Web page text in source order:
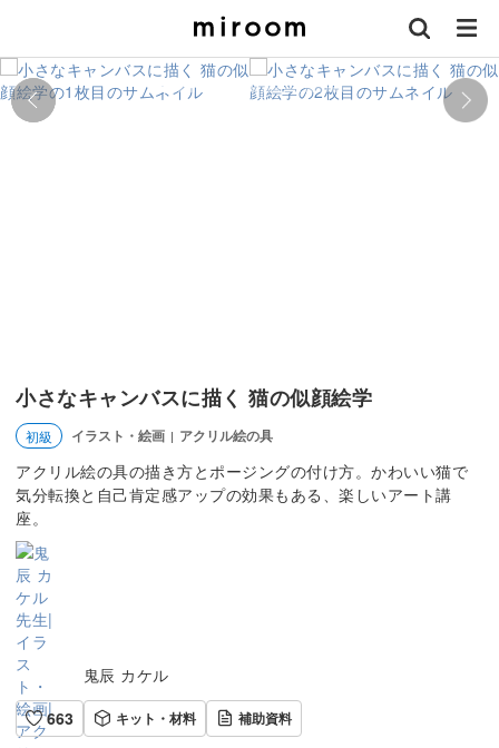
小さなキャンバスに描く 猫の似顔絵学
初級 イラスト・絵画 | アクリル絵の具
アクリル絵の具の描き方とポージングの付け方。かわいい猫で
気分転換と自己肯定感アップの効果もある、楽しいアート講
座。
鬼辰 カケル
663
キット・材料 補助資料